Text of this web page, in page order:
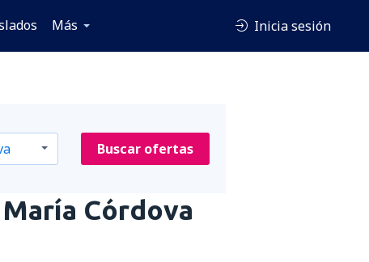
Más Inicia sesión
Buscar ofertas
Córdova